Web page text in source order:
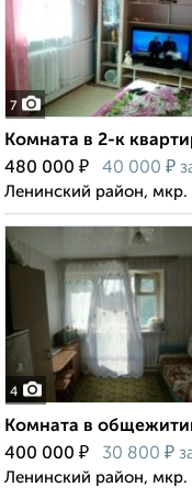
7
Комната в 2-к
480 000 ₽ 40 000 ₽
Ленинский район,
4
Комната в
400 000 ₽ 30 800 ₽
Ленинский район,